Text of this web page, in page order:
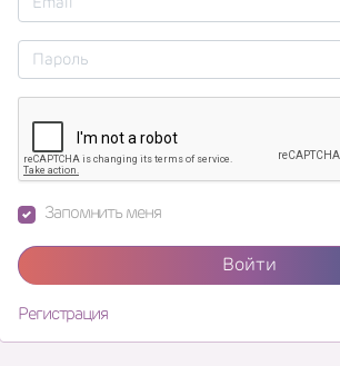
Запомнить меня
Войти
Регистрация